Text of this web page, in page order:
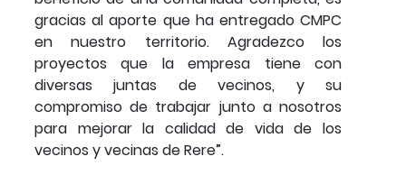
gracias al aporte que ha entregado CMPC
en nuestro territorio. Agradezco los
proyectos que la empresa tiene con
diversas juntas de vecinos, y su
compromiso de trabajar junto a nosotros
para mejorar la calidad de vida de los
vecinos y vecinas de Rere”.